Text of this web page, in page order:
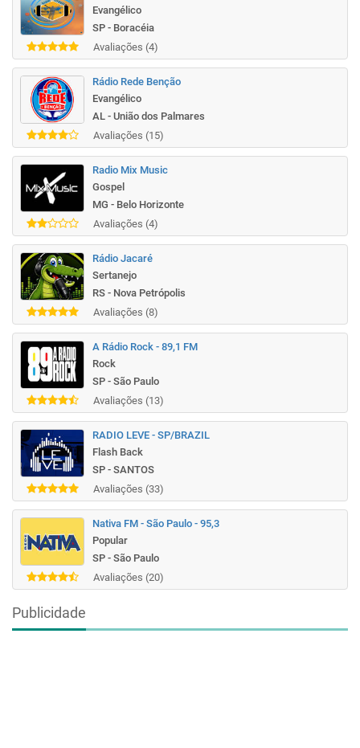
Evangélico
SP - Boracéia
Avaliações (4)
Rádio Rede Benção
Evangélico
AL - União dos Palmares
Avaliações (15)
Radio Mix Music
Gospel
MG - Belo Horizonte
Avaliações (4)
Rádio Jacaré
Sertanejo
RS - Nova Petrópolis
Avaliações (8)
A Rádio Rock - 89,1 FM
Rock
SP - São Paulo
Avaliações (13)
RADIO LEVE - SP/BRAZIL
Flash Back
SP - SANTOS
Avaliações (33)
Nativa FM - São Paulo - 95,3
Popular
SP - São Paulo
Avaliações (20)
Publicidade